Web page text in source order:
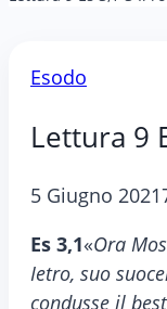
Esodo
Lettura 9
5 Giugno 2021
Es 3,1«Ora
Ietro, suo
condusse il